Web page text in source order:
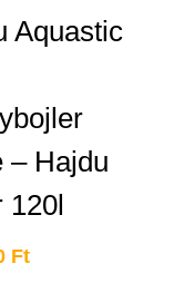
Aquastic
– Hajdu
120l
Ft